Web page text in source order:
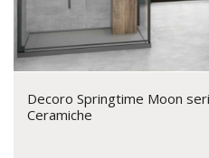
Decoro Springtime Moon
Ceramiche